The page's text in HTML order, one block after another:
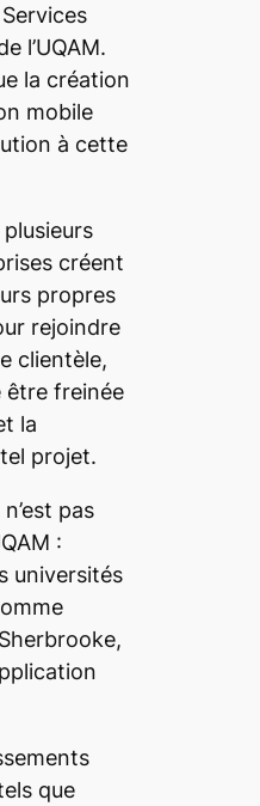
l’UQAM.
la création
mobile
à cette
créent
propres
rejoindre
clientèle,
être freinée
la
projet.
pas
:
universités
que